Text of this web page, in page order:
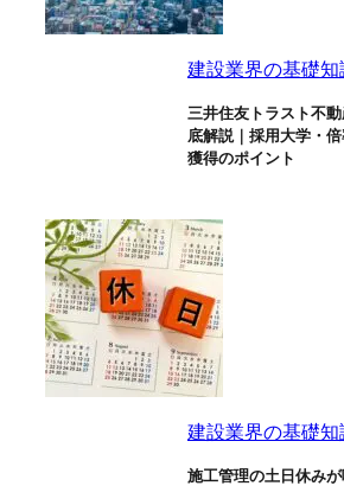
建設業界の基礎知
三井住友トラスト不
底解説｜採用大学・
獲得のポイント
建設業界の基礎知
施工管理の土日休み